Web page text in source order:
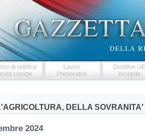
di rettifica
corrige
Lavori
Preparatori
Direttive
recepite
DELLA
2024